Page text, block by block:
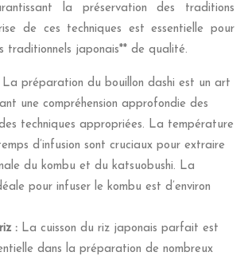
la préservation des traditions
de ces techniques est essentielle pour
traditionnels japonais** de qualité.
La préparation du bouillon dashi est un art
une compréhension approfondie des
techniques appropriées. La température
d’infusion sont cruciaux pour extraire
du kombu et du katsuobushi. La
pour infuser le kombu est d’environ
: La cuisson du riz japonais parfait est
dans la préparation de nombreux